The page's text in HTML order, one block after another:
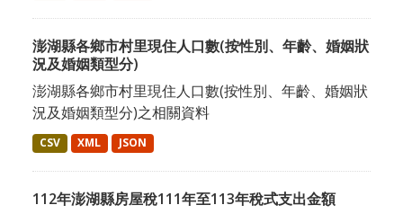
澎湖縣各鄉市村里現住人口數(按性別、年齡、婚姻狀
況及婚姻類型分)
澎湖縣各鄉市村里現住人口數(按性別、年齡、婚姻狀
況及婚姻類型分)之相關資料
CSV XML JSON
112年澎湖縣房屋稅111年至113年稅式支出金額